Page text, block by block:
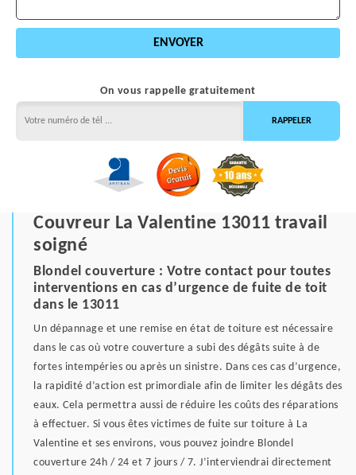
On vous rappelle gratuitement
Couvreur La Valentine 13011 travail
soigné
Blondel couverture : Votre contact pour toutes
interventions en cas d’urgence de fuite de toit
dans le 13011
Un dépannage et une remise en état de toiture est nécessaire
dans le cas où votre couverture a subi des dégâts suite à de
fortes intempéries ou après un sinistre. Dans ces cas d’urgence,
la rapidité d’action est primordiale afin de limiter les dégâts des
eaux. Cela permettra aussi de réduire les coûts des réparations
à effectuer. Si vous êtes victimes de fuite sur toiture à La
Valentine et ses environs, vous pouvez joindre Blondel
couverture 24h / 24 et 7 jours / 7. J’interviendrai directement